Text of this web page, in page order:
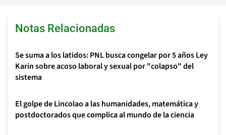
Notas Relacionadas
Se suma a los latidos: PNL busca congelar por 5 años Ley
Karin sobre acoso laboral y sexual por "colapso" del
sistema
El golpe de Lincolao a las humanidades, matemática y
postdoctorados que complica al mundo de la ciencia